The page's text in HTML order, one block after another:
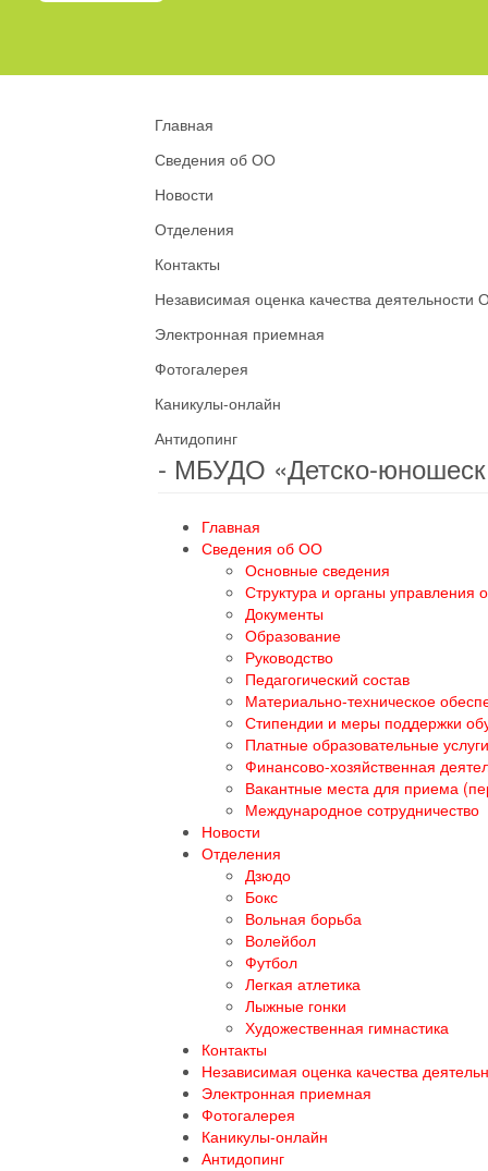
Главная
Сведения об ОО
Новости
Отделения
Контакты
Независимая оценка качества деятельности
Электронная приемная
Фотогалерея
Каникулы-онлайн
Антидопинг
- МБУДО «Детско-
Главная
Сведения об ОО
Основные сведения
Структура и органы управления
Документы
Образование
Руководство
Педагогический состав
Материально-техническое
Стипендии и меры поддержки
Платные образовательные услуги
Финансово-хозяйственная
Вакантные места для приема
Международное сотрудничество
Новости
Отделения
Дзюдо
Бокс
Вольная борьба
Волейбол
Футбол
Легкая атлетика
Лыжные гонки
Художественная гимнастика
Контакты
Независимая оценка качества
Электронная приемная
Фотогалерея
Каникулы-онлайн
Антидопинг